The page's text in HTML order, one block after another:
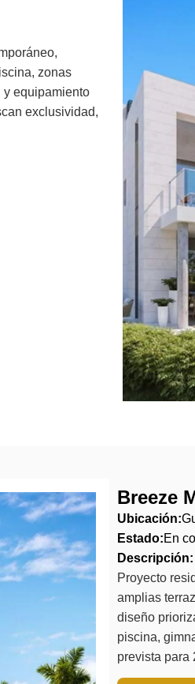
zonas
y equipamiento
exclusividad,
Breeze
Ubicación:
Estado:En
Descripción:
Proyecto
amplias
diseño
piscina,
prevista para